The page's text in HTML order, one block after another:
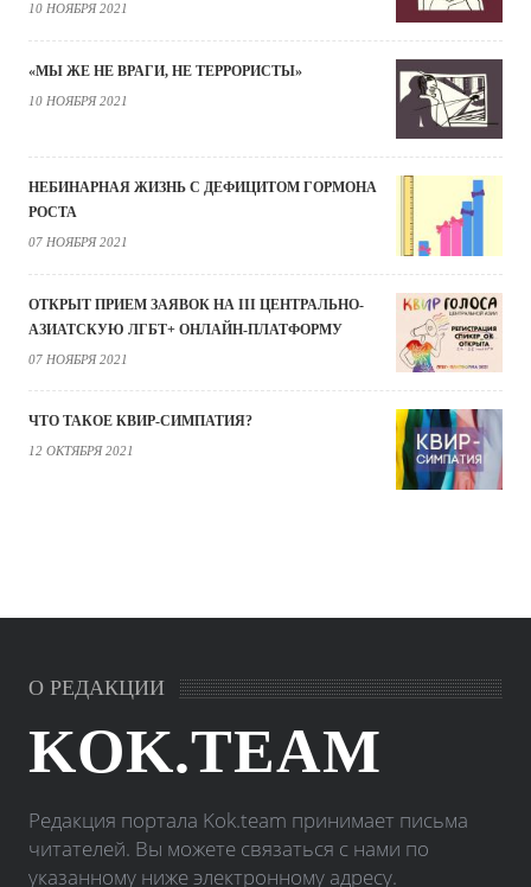
10 НОЯБРЯ 2021
«МЫ ЖЕ НЕ ВРАГИ, НЕ ТЕРРОРИСТЫ»
10 НОЯБРЯ 2021
НЕБИНАРНАЯ ЖИЗНЬ С ДЕФИЦИТОМ ГОРМОНА
РОСТА
07 НОЯБРЯ 2021
ОТКРЫТ ПРИЕМ ЗАЯВОК НА III ЦЕНТРАЛЬНО-
АЗИАТСКУЮ ЛГБТ+ ОНЛАЙН-ПЛАТФОРМУ
07 НОЯБРЯ 2021
ЧТО ТАКОЕ КВИР-СИМПАТИЯ?
12 ОКТЯБРЯ 2021
О РЕДАКЦИИ
KOK.TEAM
Редакция портала Kok.team принимает письма
читателей. Вы можете связаться с нами по
указанному ниже электронному адресу.